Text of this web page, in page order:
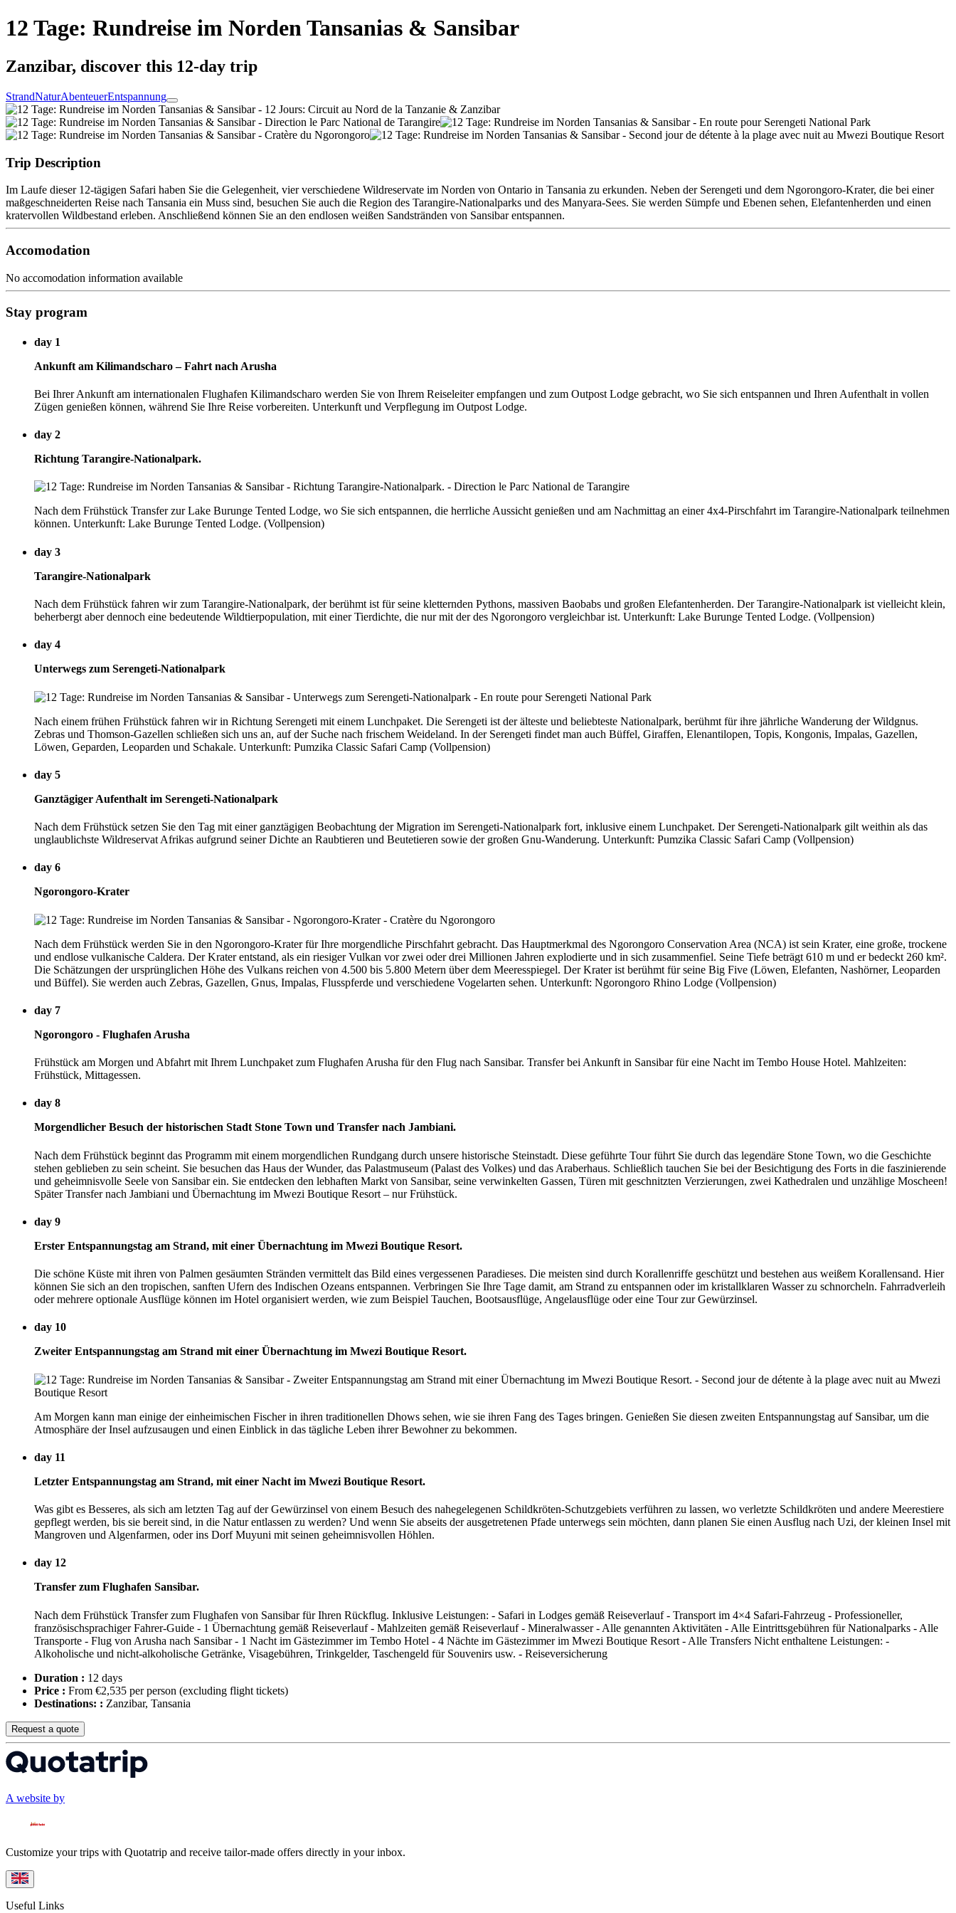
12 Tage: Rundreise im Norden Tansanias & Sansibar
Zanzibar, discover this 12-day trip
StrandNaturAbenteuerEntspannung
Trip Description
Im Laufe dieser 12-tägigen Safari haben Sie die Gelegenheit, vier verschiedene Wildreservate im Norden von Ontario in Tansania zu erkunden. Neben der Serengeti und dem Ngorongoro-Krater, die bei einer
maßgeschneiderten Reise nach Tansania ein Muss sind, besuchen Sie auch die Region des Tarangire-Nationalparks und des Manyara-Sees. Sie werden Sümpfe und Ebenen sehen, Elefantenherden und einen
kratervollen Wildbestand erleben. Anschließend können Sie an den endlosen weißen Sandstränden von Sansibar entspannen.
Accomodation
No accomodation information available
Stay program
day 1
Ankunft am Kilimandscharo – Fahrt nach Arusha
Bei Ihrer Ankunft am internationalen Flughafen Kilimandscharo werden Sie von Ihrem Reiseleiter empfangen und zum Outpost Lodge gebracht, wo Sie sich entspannen und Ihren Aufenthalt in vollen
Zügen genießen können, während Sie Ihre Reise vorbereiten. Unterkunft und Verpflegung im Outpost Lodge.
day 2
Richtung Tarangire-Nationalpark.
Nach dem Frühstück Transfer zur Lake Burunge Tented Lodge, wo Sie sich entspannen, die herrliche Aussicht genießen und am Nachmittag an einer 4x4-Pirschfahrt im Tarangire-Nationalpark teilnehmen
können. Unterkunft: Lake Burunge Tented Lodge. (Vollpension)
day 3
Tarangire-Nationalpark
Nach dem Frühstück fahren wir zum Tarangire-Nationalpark, der berühmt ist für seine kletternden Pythons, massiven Baobabs und großen Elefantenherden. Der Tarangire-Nationalpark ist vielleicht klein,
beherbergt aber dennoch eine bedeutende Wildtierpopulation, mit einer Tierdichte, die nur mit der des Ngorongoro vergleichbar ist. Unterkunft: Lake Burunge Tented Lodge. (Vollpension)
day 4
Unterwegs zum Serengeti-Nationalpark
Nach einem frühen Frühstück fahren wir in Richtung Serengeti mit einem Lunchpaket. Die Serengeti ist der älteste und beliebteste Nationalpark, berühmt für ihre jährliche Wanderung der Wildgnus.
Zebras und Thomson-Gazellen schließen sich uns an, auf der Suche nach frischem Weideland. In der Serengeti findet man auch Büffel, Giraffen, Elenantilopen, Topis, Kongonis, Impalas, Gazellen,
Löwen, Geparden, Leoparden und Schakale. Unterkunft: Pumzika Classic Safari Camp (Vollpension)
day 5
Ganztägiger Aufenthalt im Serengeti-Nationalpark
Nach dem Frühstück setzen Sie den Tag mit einer ganztägigen Beobachtung der Migration im Serengeti-Nationalpark fort, inklusive einem Lunchpaket. Der Serengeti-Nationalpark gilt weithin als das
unglaublichste Wildreservat Afrikas aufgrund seiner Dichte an Raubtieren und Beutetieren sowie der großen Gnu-Wanderung. Unterkunft: Pumzika Classic Safari Camp (Vollpension)
day 6
Ngorongoro-Krater
Nach dem Frühstück werden Sie in den Ngorongoro-Krater für Ihre morgendliche Pirschfahrt gebracht. Das Hauptmerkmal des Ngorongoro Conservation Area (NCA) ist sein Krater, eine große, trockene
und endlose vulkanische Caldera. Der Krater entstand, als ein riesiger Vulkan vor zwei oder drei Millionen Jahren explodierte und in sich zusammenfiel. Seine Tiefe beträgt 610 m und er bedeckt 260 km².
Die Schätzungen der ursprünglichen Höhe des Vulkans reichen von 4.500 bis 5.800 Metern über dem Meeresspiegel. Der Krater ist berühmt für seine Big Five (Löwen, Elefanten, Nashörner, Leoparden
und Büffel). Sie werden auch Zebras, Gazellen, Gnus, Impalas, Flusspferde und verschiedene Vogelarten sehen. Unterkunft: Ngorongoro Rhino Lodge (Vollpension)
day 7
Ngorongoro - Flughafen Arusha
Frühstück am Morgen und Abfahrt mit Ihrem Lunchpaket zum Flughafen Arusha für den Flug nach Sansibar. Transfer bei Ankunft in Sansibar für eine Nacht im Tembo House Hotel. Mahlzeiten:
Frühstück, Mittagessen.
day 8
Morgendlicher Besuch der historischen Stadt Stone Town und Transfer nach Jambiani.
Nach dem Frühstück beginnt das Programm mit einem morgendlichen Rundgang durch unsere historische Steinstadt. Diese geführte Tour führt Sie durch das legendäre Stone Town, wo die Geschichte
stehen geblieben zu sein scheint. Sie besuchen das Haus der Wunder, das Palastmuseum (Palast des Volkes) und das Araberhaus. Schließlich tauchen Sie bei der Besichtigung des Forts in die faszinierende
und geheimnisvolle Seele von Sansibar ein. Sie entdecken den lebhaften Markt von Sansibar, seine verwinkelten Gassen, Türen mit geschnitzten Verzierungen, zwei Kathedralen und unzählige Moscheen!
Später Transfer nach Jambiani und Übernachtung im Mwezi Boutique Resort – nur Frühstück.
day 9
Erster Entspannungstag am Strand, mit einer Übernachtung im Mwezi Boutique Resort.
Die schöne Küste mit ihren von Palmen gesäumten Stränden vermittelt das Bild eines vergessenen Paradieses. Die meisten sind durch Korallenriffe geschützt und bestehen aus weißem Korallensand. Hier
können Sie sich an den tropischen, sanften Ufern des Indischen Ozeans entspannen. Verbringen Sie Ihre Tage damit, am Strand zu entspannen oder im kristallklaren Wasser zu schnorcheln. Fahrradverleih
oder mehrere optionale Ausflüge können im Hotel organisiert werden, wie zum Beispiel Tauchen, Bootsausflüge, Angelausflüge oder eine Tour zur Gewürzinsel.
day 10
Zweiter Entspannungstag am Strand mit einer Übernachtung im Mwezi Boutique Resort.
Am Morgen kann man einige der einheimischen Fischer in ihren traditionellen Dhows sehen, wie sie ihren Fang des Tages bringen. Genießen Sie diesen zweiten Entspannungstag auf Sansibar, um die
Atmosphäre der Insel aufzusaugen und einen Einblick in das tägliche Leben ihrer Bewohner zu bekommen.
day 11
Letzter Entspannungstag am Strand, mit einer Nacht im Mwezi Boutique Resort.
Was gibt es Besseres, als sich am letzten Tag auf der Gewürzinsel von einem Besuch des nahegelegenen Schildkröten-Schutzgebiets verführen zu lassen, wo verletzte Schildkröten und andere Meerestiere
gepflegt werden, bis sie bereit sind, in die Natur entlassen zu werden? Und wenn Sie abseits der ausgetretenen Pfade unterwegs sein möchten, dann planen Sie einen Ausflug nach Uzi, der kleinen Insel mit
Mangroven und Algenfarmen, oder ins Dorf Muyuni mit seinen geheimnisvollen Höhlen.
day 12
Transfer zum Flughafen Sansibar.
Nach dem Frühstück Transfer zum Flughafen von Sansibar für Ihren Rückflug. Inklusive Leistungen: - Safari in Lodges gemäß Reiseverlauf - Transport im 4×4 Safari-Fahrzeug - Professioneller,
französischsprachiger Fahrer-Guide - 1 Übernachtung gemäß Reiseverlauf - Mahlzeiten gemäß Reiseverlauf - Mineralwasser - Alle genannten Aktivitäten - Alle Eintrittsgebühren für Nationalparks - Alle
Transporte - Flug von Arusha nach Sansibar - 1 Nacht im Gästezimmer im Tembo Hotel - 4 Nächte im Gästezimmer im Mwezi Boutique Resort - Alle Transfers Nicht enthaltene Leistungen: -
Alkoholische und nicht-alkoholische Getränke, Visagebühren, Trinkgelder, Taschengeld für Souvenirs usw. - Reiseversicherung
Duration : 12 days
Price : From €2,535 per person (excluding flight tickets)
Destinations: : Zanzibar, Tansania
Request a quote
A website by
Customize your trips with Quotatrip and receive tailor-made offers directly in your inbox.
Useful Links